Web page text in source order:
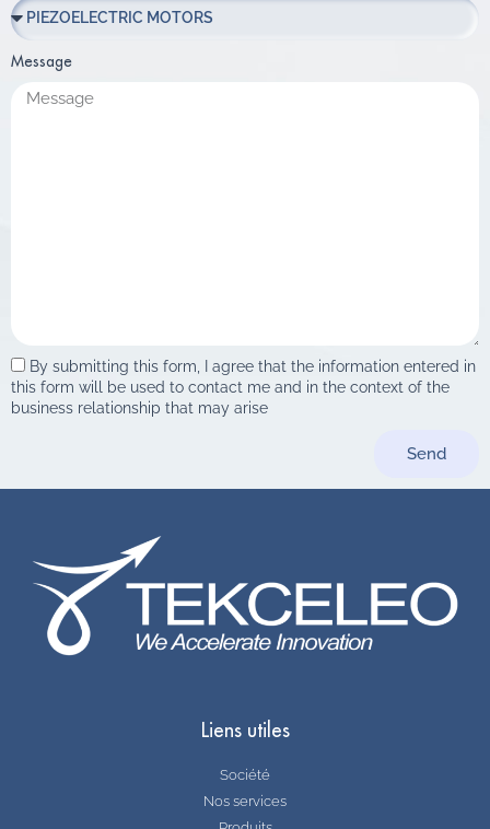
Message
By submitting this form, I agree that the information entered in
this form will be used to contact me and in the context of the
business relationship that may arise
Send
Liens utiles
Société
Nos services